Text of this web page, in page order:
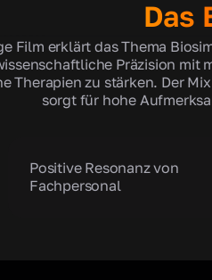
Das
Film erklärt das Thema
Präzision mit
Therapien zu stärken. Der
sorgt für hohe
Positive Resonanz von
Fachpersonal